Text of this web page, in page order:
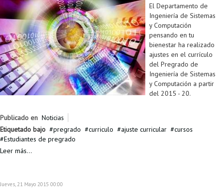
El Departamento de
Ingeniería de Sistemas
y Computación
pensando en tu
bienestar ha realizado
ajustes en el currículo
del Pregrado de
Ingeniería de Sistemas
y Computación a partir
del 2015 - 20.
Publicado en Noticias
Etiquetado bajo
pregrado curriculo ajuste curricular
cursos
Estudiantes de pregrado
Leer más...
Jueves, 21 Mayo 2015 00:00